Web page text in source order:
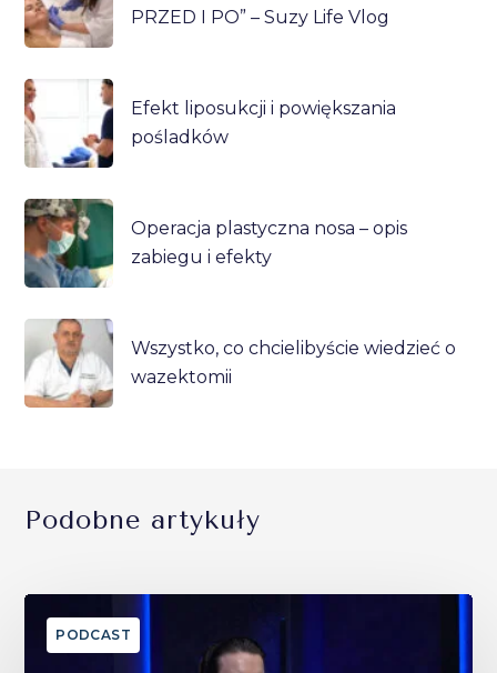
PRZED I PO” – Suzy Life Vlog
Efekt liposukcji i powiększania
pośladków
Operacja plastyczna nosa – opis
zabiegu i efekty
Wszystko, co chcielibyście wiedzieć o
wazektomii
Podobne artykuły
PODCAST